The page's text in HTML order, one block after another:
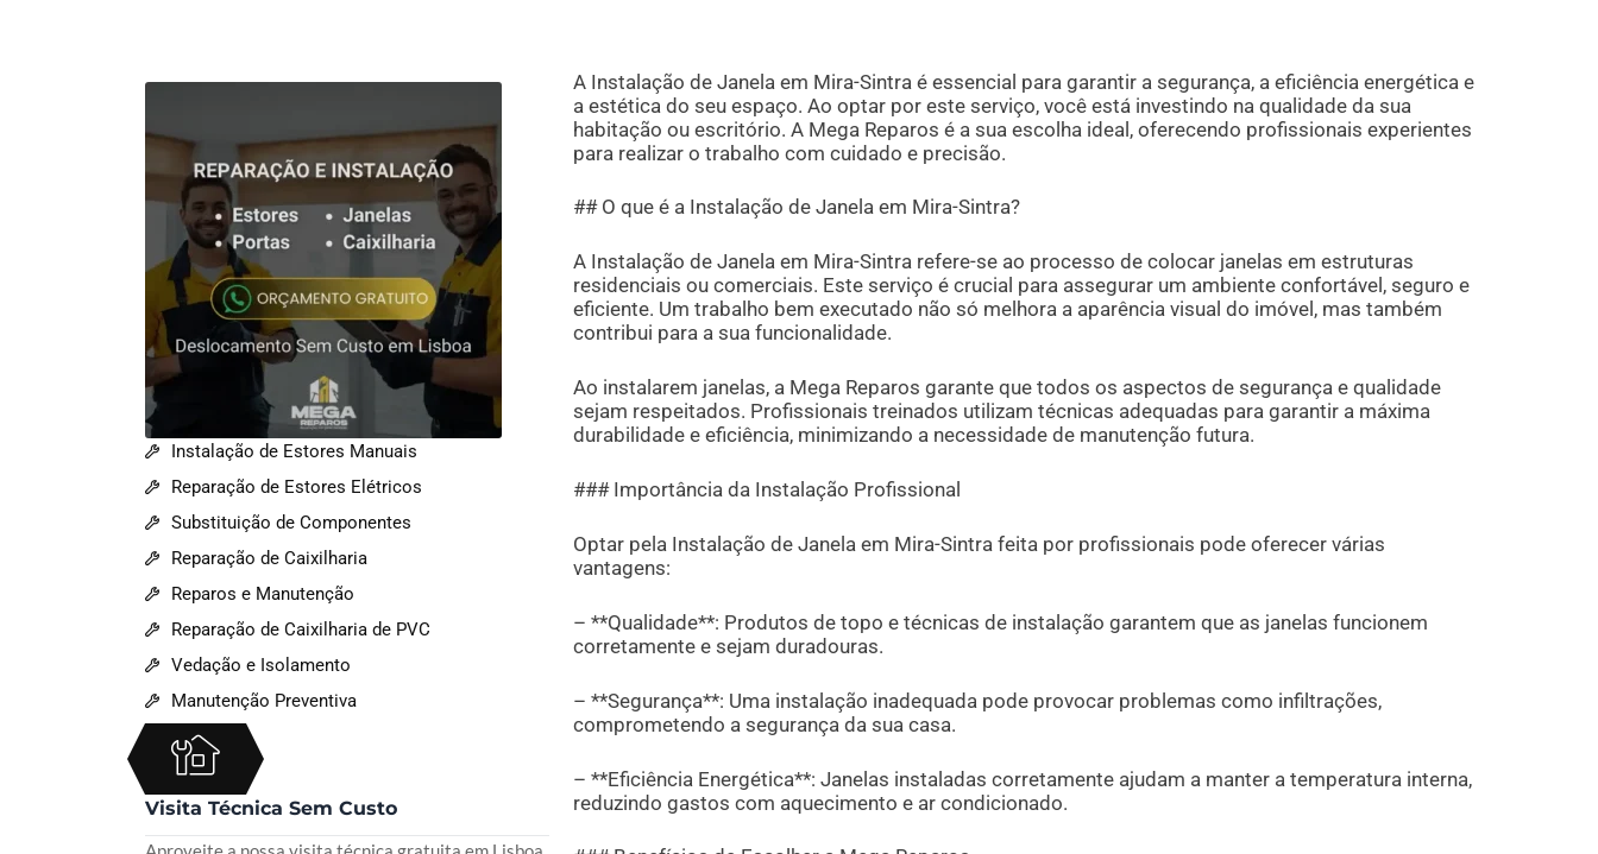
Instalação de Estores Manuais
Reparação de Estores Elétricos
Substituição de Componentes
Reparação de Caixilharia
Reparos e Manutenção
Reparação de Caixilharia de PVC
Vedação e Isolamento
Manutenção Preventiva
Visita Técnica Sem Custo
A Instalação de Janela em Mira-Sintra é essencial para garantir a segurança, a eficiência energética e
a estética do seu espaço. Ao optar por este serviço, você está investindo na qualidade da sua
habitação ou escritório. A Mega Reparos é a sua escolha ideal, oferecendo profissionais experientes
para realizar o trabalho com cuidado e precisão.
## O que é a Instalação de Janela em Mira-Sintra?
A Instalação de Janela em Mira-Sintra refere-se ao processo de colocar janelas em estruturas
residenciais ou comerciais. Este serviço é crucial para assegurar um ambiente confortável, seguro e
eficiente. Um trabalho bem executado não só melhora a aparência visual do imóvel, mas também
contribui para a sua funcionalidade.
Ao instalarem janelas, a Mega Reparos garante que todos os aspectos de segurança e qualidade
sejam respeitados. Profissionais treinados utilizam técnicas adequadas para garantir a máxima
durabilidade e eficiência, minimizando a necessidade de manutenção futura.
### Importância da Instalação Profissional
Optar pela Instalação de Janela em Mira-Sintra feita por profissionais pode oferecer várias
vantagens:
– **Qualidade**: Produtos de topo e técnicas de instalação garantem que as janelas funcionem
corretamente e sejam duradouras.
– **Segurança**: Uma instalação inadequada pode provocar problemas como infiltrações,
comprometendo a segurança da sua casa.
– **Eficiência Energética**: Janelas instaladas corretamente ajudam a manter a temperatura interna,
reduzindo gastos com aquecimento e ar condicionado.